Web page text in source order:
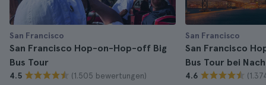
San Francisco
San Francisco Hop-on-Hop-off Big
Bus Tour
4.5 (1.505 bewertungen)
San Francisco
San Francisco
Bus Tour bei
4.6